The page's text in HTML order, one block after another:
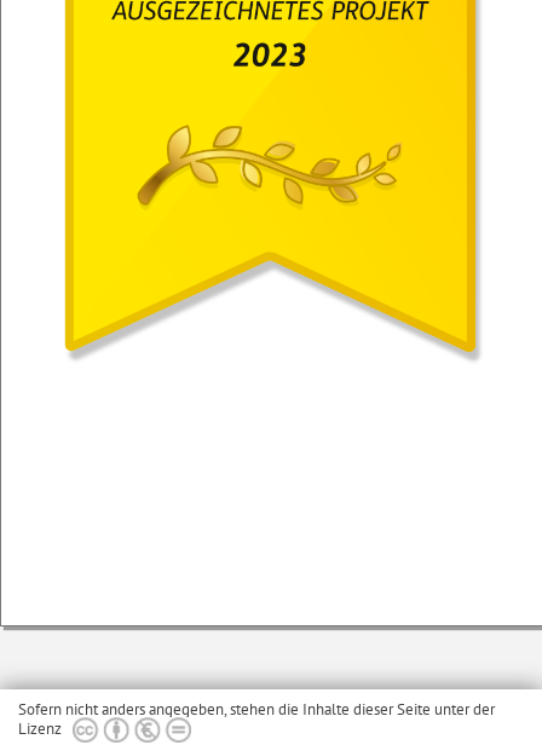
Sofern nicht anders angegeben, stehen die Inhalte dieser Seite unter der
Lizenz